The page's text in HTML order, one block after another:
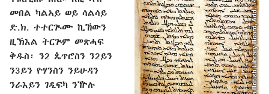
መበል ካልኣይ ወይ ሳልሳይ
ድ.ክ. ተተርጒሙ ኪኸውን
ዚኽእል ትርጕም መጽሓፍ
ቅዱስ፡ ን2 ጴጥሮስን ን2ይን
ን3ይን ዮሃንስን ንይሁዳን
ንራእይን ገዲፍካ ንዅሉ